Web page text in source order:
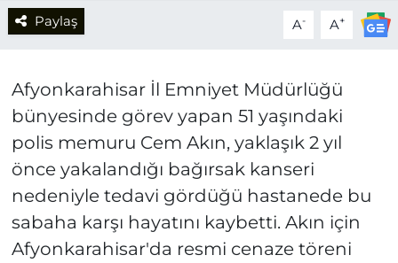
Paylaş A- A+
Afyonkarahisar İl Emniyet Müdürlüğü
bünyesinde görev yapan 51 yaşındaki
polis memuru Cem Akın, yaklaşık 2 yıl
önce yakalandığı bağırsak kanseri
nedeniyle tedavi gördüğü hastanede bu
sabaha karşı hayatını kaybetti. Akın için
Afyonkarahisar'da resmi cenaze töreni